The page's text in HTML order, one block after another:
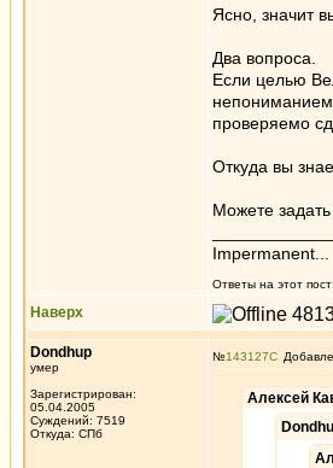
Ясно, значит
Два вопроса.
Если целью
непониманием
проверяемо
Откуда вы
Можете
Impermanent...
Ответы на этот пост:
Наверх
Dondhup
умер
Зарегистрирован:
05.04.2005
Суждений: 7519
Откуда: СПб
№143127
Алексей